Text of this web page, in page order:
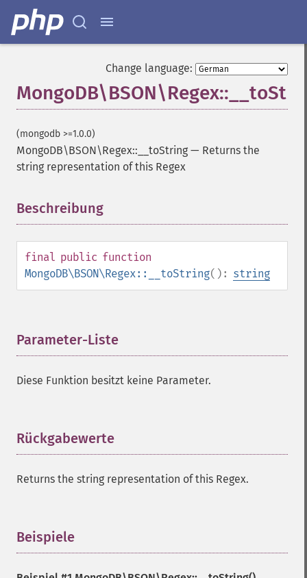
Change language:
(mongodb >=1.0.0)
MongoDB\BSON\Regex::__toString — Returns the
string representation of this Regex
Beschreibung
final public function
MongoDB\BSON\Regex::__toString(): string
Parameter-Liste
Diese Funktion besitzt keine Parameter.
Rückgabewerte
Returns the string representation of this Regex.
Beispiele